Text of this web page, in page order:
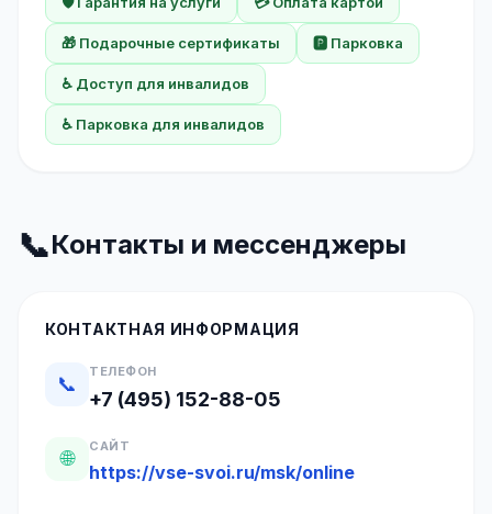
🎁 Подарочные сертификаты 🅿️ Парковка
♿ Доступ для инвалидов
♿ Парковка для инвалидов
📞Контакты и мессенджеры
КОНТАКТНАЯ ИНФОРМАЦИЯ
📞
ТЕЛЕФОН
+7 (495) 152-88-05
🌐
САЙТ
https://vse-svoi.ru/msk/online